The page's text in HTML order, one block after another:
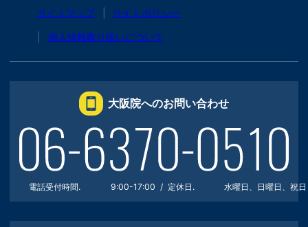
サイトマップ サイトポリシー
個人情報取り扱いについて
大阪院へのお問い合わせ
電話受付時間. 9:00-17:00 定休日. 水曜日、日曜日、祝日